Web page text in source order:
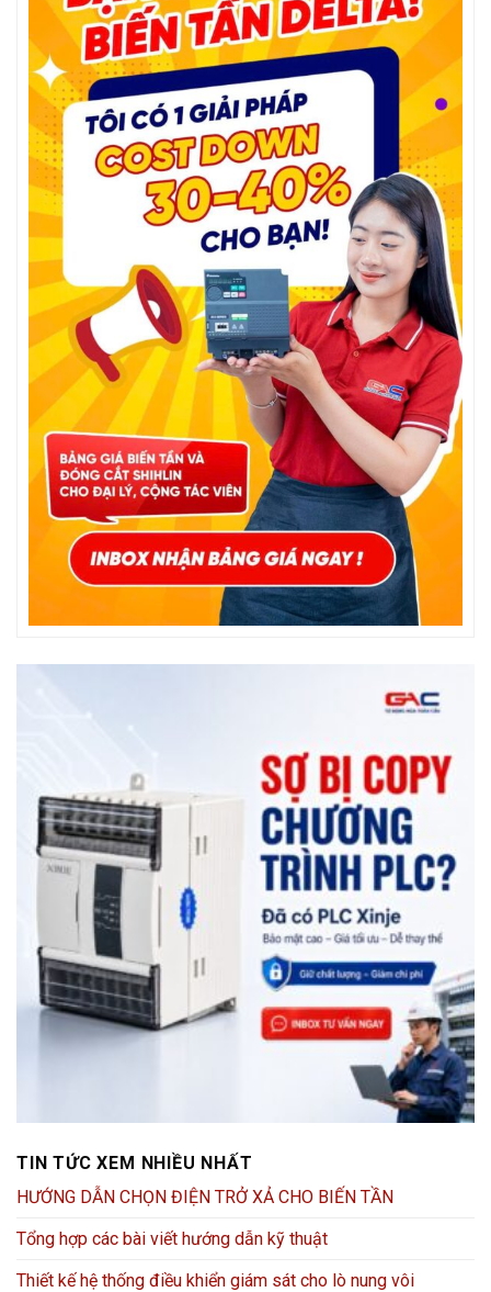
TIN TỨC XEM NHIỀU NHẤT
HƯỚNG DẪN CHỌN ĐIỆN TRỞ XẢ CHO BIẾN TẦN
Tổng hợp các bài viết hướng dẫn kỹ thuật
Thiết kế hệ thống điều khiển giám sát cho lò nung vôi